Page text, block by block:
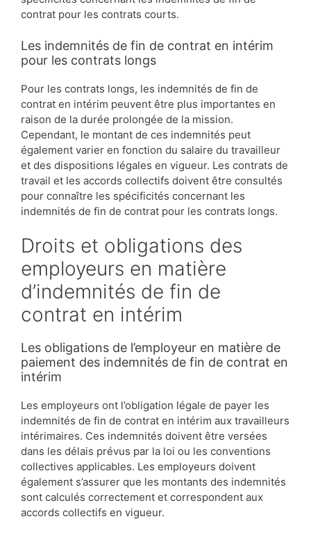
contrat pour les contrats courts.
Les indemnités de fin de contrat en intérim
pour les contrats longs
Pour les contrats longs, les indemnités de fin de
contrat en intérim peuvent être plus importantes en
raison de la durée prolongée de la mission.
Cependant, le montant de ces indemnités peut
également varier en fonction du salaire du travailleur
et des dispositions légales en vigueur. Les contrats de
travail et les accords collectifs doivent être consultés
pour connaître les spécificités concernant les
indemnités de fin de contrat pour les contrats longs.
Droits et obligations des
employeurs en matière
d’indemnités de fin de
contrat en intérim
Les obligations de l’employeur en matière de
paiement des indemnités de fin de contrat en
intérim
Les employeurs ont l’obligation légale de payer les
indemnités de fin de contrat en intérim aux travailleurs
intérimaires. Ces indemnités doivent être versées
dans les délais prévus par la loi ou les conventions
collectives applicables. Les employeurs doivent
également s’assurer que les montants des indemnités
sont calculés correctement et correspondent aux
accords collectifs en vigueur.